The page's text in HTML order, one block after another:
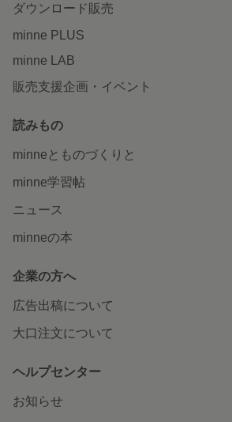
ダウンロード販売
minne PLUS
minne LAB
販売支援企画・イベント
読みもの
minneとものづくりと
minne学習帖
ニュース
minneの本
企業の方へ
広告出稿について
大口注文について
ヘルプセンター
お知らせ